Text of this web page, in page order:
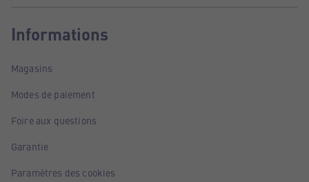
Informations
Magasins
Modes de paiement
Foire aux questions
Garantie
Paramètres des cookies